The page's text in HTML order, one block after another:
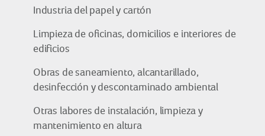
Industria del papel y cartón
Limpieza de oficinas, domicilios e interiores de
edificios
Obras de saneamiento, alcantarillado,
desinfección y descontaminado ambiental
Otras labores de instalación, limpieza y
mantenimiento en altura